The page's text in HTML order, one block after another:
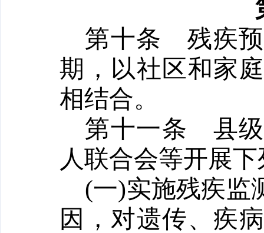
第十条残疾
期，以社区和家
相结合。
第十一条 县
人联合会等开展
(一)实施残疾监
因，对遗传、疾